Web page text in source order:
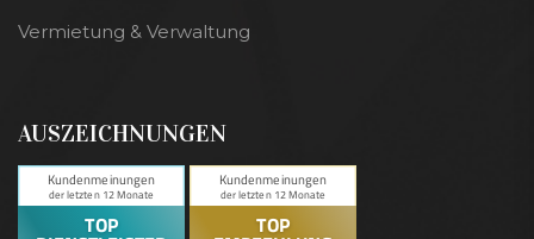
Vermietung & Verwaltung
AUSZEICHNUNGEN